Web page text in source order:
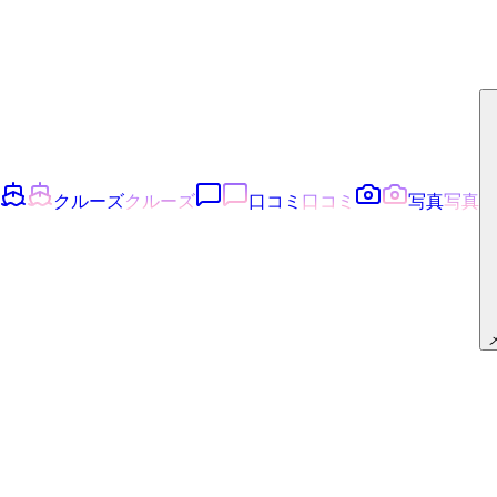
クルーズクルーズ 口コミ 口コミ 写真写真